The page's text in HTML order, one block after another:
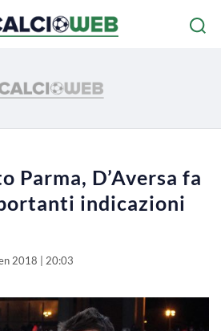
Parma, D’Aversa fa
indicazioni
2018 | 20:03